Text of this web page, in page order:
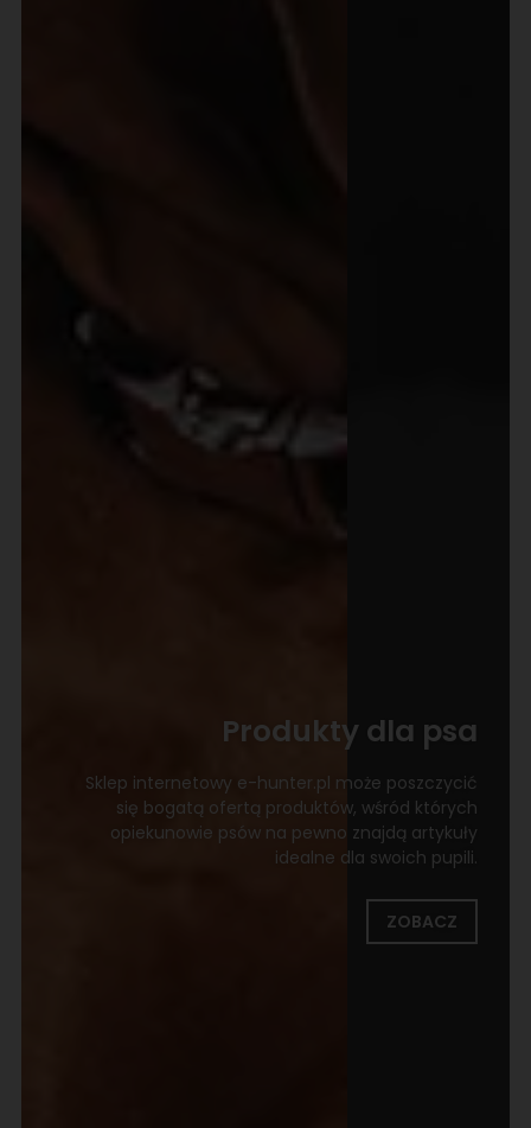
Produkty dla psa
Sklep internetowy e-hunter.pl może poszczycić
się bogatą ofertą produktów, wśród których
opiekunowie psów na pewno znajdą artykuły
idealne dla swoich pupili.
ZOBACZ